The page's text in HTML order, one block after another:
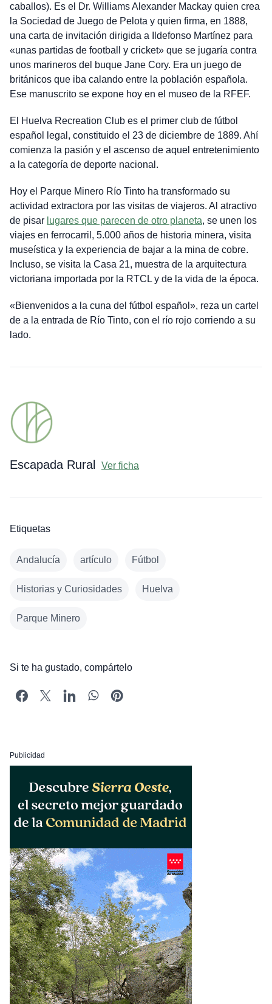
caballos). Es el Dr. Williams Alexander Mackay quien crea
la Sociedad de Juego de Pelota y quien firma, en 1888,
una carta de invitación dirigida a Ildefonso Martínez para
«unas partidas de football y cricket» que se jugaría contra
unos marineros del buque Jane Cory. Era un juego de
británicos que iba calando entre la población española.
Ese manuscrito se expone hoy en el museo de la RFEF.
El Huelva Recreation Club es el primer club de fútbol
español legal, constituido el 23 de diciembre de 1889. Ahí
comienza la pasión y el ascenso de aquel entretenimiento
a la categoría de deporte nacional.
Hoy el Parque Minero Río Tinto ha transformado su
actividad extractora por las visitas de viajeros. Al atractivo
de pisar lugares que parecen de otro planeta, se unen los
viajes en ferrocarril, 5.000 años de historia minera, visita
museística y la experiencia de bajar a la mina de cobre.
Incluso, se visita la Casa 21, muestra de la arquitectura
victoriana importada por la RTCL y de la vida de la época.
«Bienvenidos a la cuna del fútbol español», reza un cartel
de a la entrada de Río Tinto, con el río rojo corriendo a su
lado.
Escapada Rural Ver ficha
Etiquetas
Andalucía artículo Fútbol
Historias y Curiosidades Huelva
Parque Minero
Si te ha gustado, compártelo
Publicidad